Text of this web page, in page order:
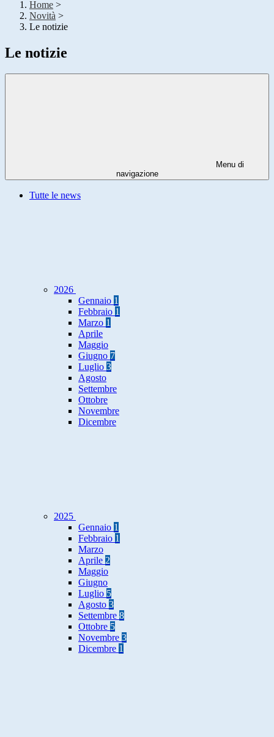
Home >
Novità >
Le notizie
Le notizie
Menu di
navigazione
Tutte le news
2026
Gennaio 1
Febbraio 1
Marzo 1
Aprile
Maggio
Giugno 7
Luglio 3
Agosto
Settembre
Ottobre
Novembre
Dicembre
2025
Gennaio 1
Febbraio 1
Marzo
Aprile 2
Maggio
Giugno
Luglio 5
Agosto 3
Settembre 8
Ottobre 5
Novembre 3
Dicembre 1